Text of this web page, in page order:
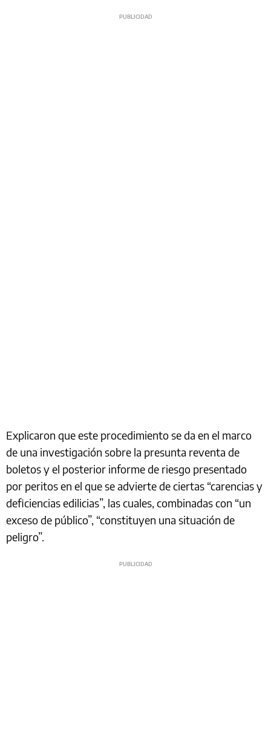
Explicaron que este procedimiento se da en el marco
de una investigación sobre la presunta reventa de
boletos y el posterior informe de riesgo presentado
por peritos en el que se advierte de ciertas “carencias y
deficiencias edilicias”, las cuales, combinadas con “un
exceso de público”, “constituyen una situación de
peligro”.